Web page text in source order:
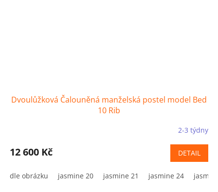
Dvoulůžková Čalouněná manželská postel model Bed
10 Rib
2-3 týdny
12 600 Kč DETAIL
dle obrázku jasmine 20 jasmine 21 jasmine 24